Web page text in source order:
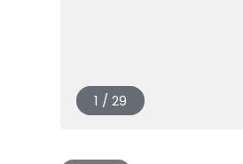
1 / 29